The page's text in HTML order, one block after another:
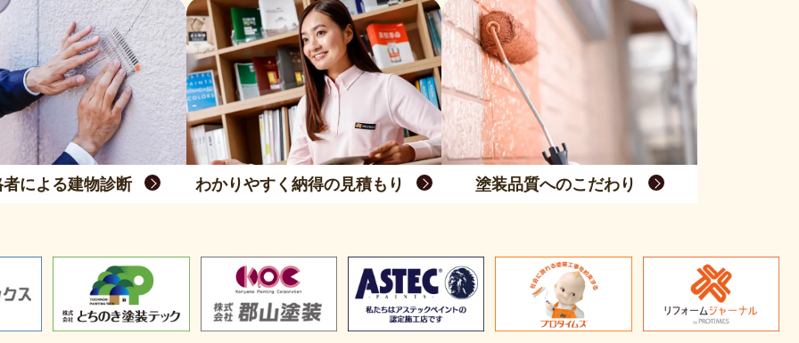
による建物診断 わかりやすく納得の見積もり 塗装品質へのこだわり